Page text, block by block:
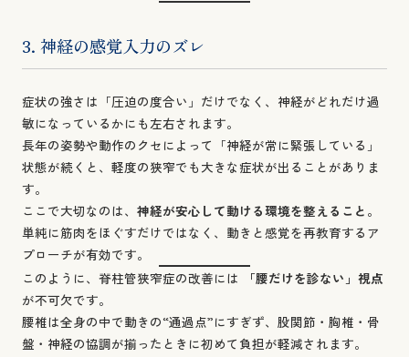
3. 神経の感覚入力のズレ
症状の強さは「圧迫の度合い」だけでなく、神経がどれだけ過
敏になっているかにも左右されます。
長年の姿勢や動作のクセによって「神経が常に緊張している」
状態が続くと、軽度の狭窄でも大きな症状が出ることがありま
す。
ここで大切なのは、 神経が安心して動ける環境を整えること 。
単純に筋肉をほぐすだけではなく、動きと感覚を再教育するア
プローチが有効です。
このように、脊柱管狭窄症の改善には
「腰だけを診ない」視点
が不可欠です。
腰椎は全身の中で動きの“通過点”にすぎず、股関節・胸椎・骨
盤・神経の協調が揃ったときに初めて負担が軽減されます。